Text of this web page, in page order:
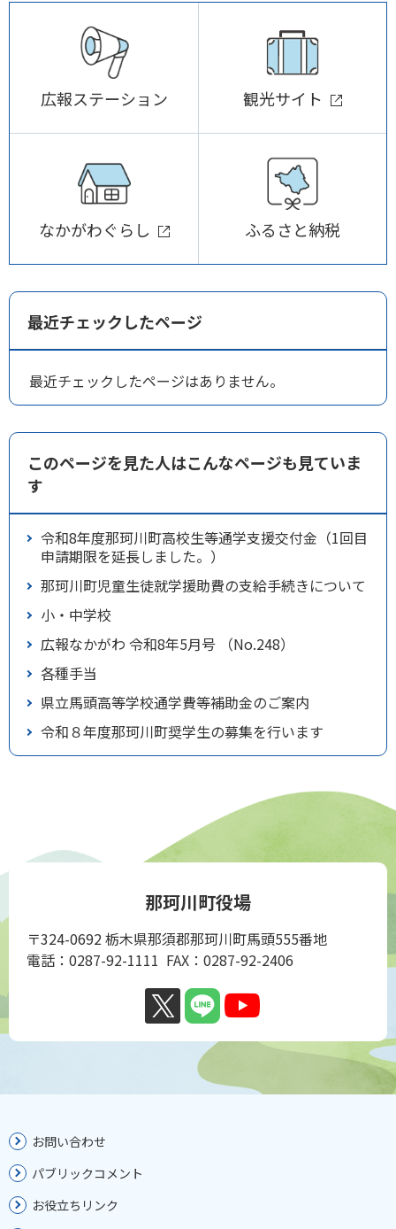
広報ステーション 観光サイト
なかがわぐらし ふるさと納税
最近チェックしたページ
最近チェックしたページはありません。
このページを見た人はこんなページも見ていま
す
令和8年度那珂川町高校生等通学支援交付金（1回目
申請期限を延長しました。）
那珂川町児童生徒就学援助費の支給手続きについて
小・中学校
広報なかがわ 令和8年5月号 （No.248）
各種手当
県立馬頭高等学校通学費等補助金のご案内
令和８年度那珂川町奨学生の募集を行います
那珂川町役場
〒324-0692 栃木県那須郡那珂川町馬頭555番地
電話：0287-92-1111 FAX：0287-92-2406
お問い合わせ
パブリックコメント
お役立ちリンク